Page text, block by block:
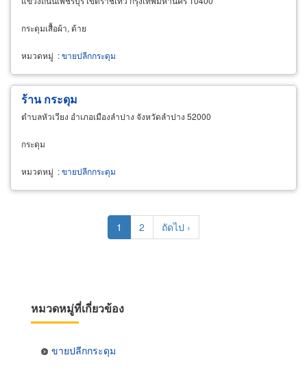
กระดุมเสื้อผ้า, ด้าย
หมวดหมู่ :ขายปลีกกระดุม
ร้าน กระดุม
ตำบลหัวเวียง อำเภอเมืองลำปาง จังหวัดลำปาง 52000
กระดุม
หมวดหมู่ :ขายปลีกกระดุม
Current
page
1 Page
2
Next
page
ถัดไป ›
หมวดหมู่ที่เกี่ยวข้อง
ขายปลีกกระดุม